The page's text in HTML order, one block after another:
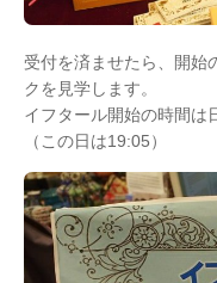
受付を済ませたら、開始
クを見学します。
イフタール開始の時間は
（この日は19:05）